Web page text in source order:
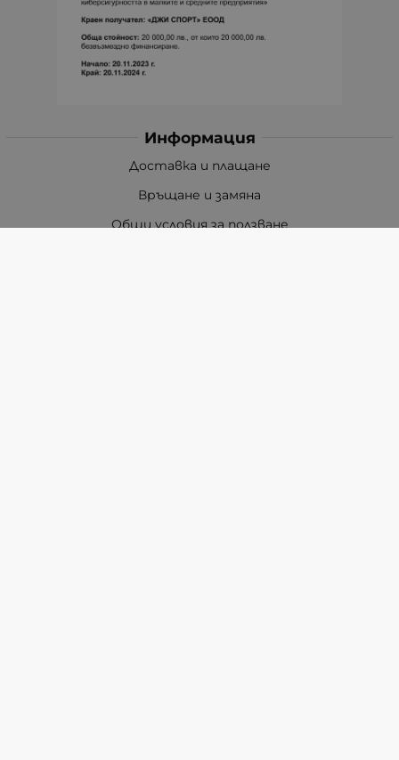
Информация
Доставка и плащане
Връщане и замяна
Общи условия за ползване